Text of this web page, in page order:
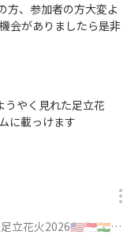
方、参加者の方大変よ
会がありましたら是非
うやく見れた足立花
に載っけます
と交流（本日シート買い足し)に参加